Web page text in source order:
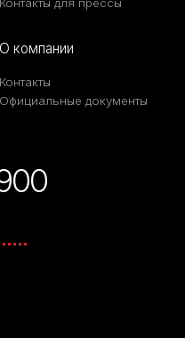
Контакты для прессы
О компании
Контакты
Официальные документы